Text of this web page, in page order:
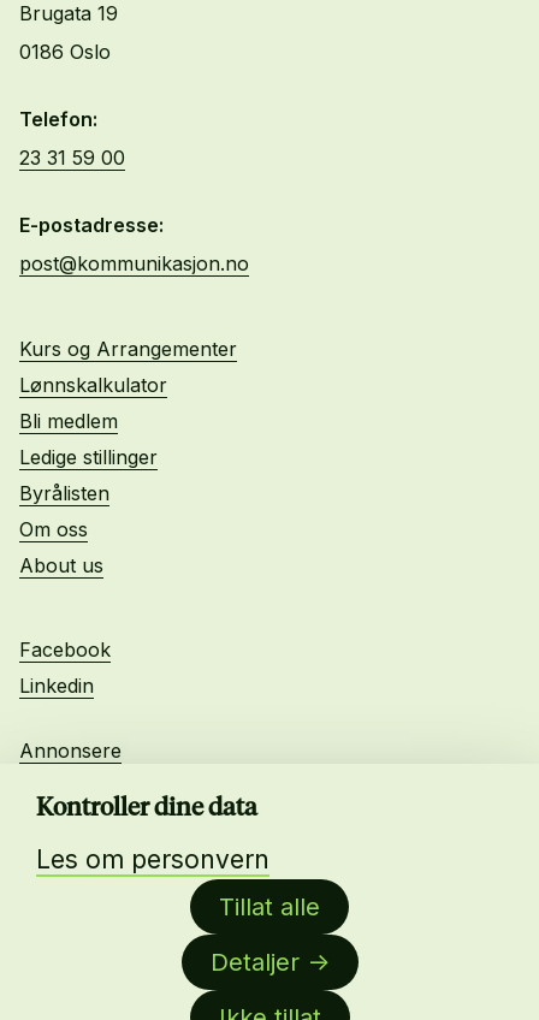
Kontroller dine data
Tillat alle
Detaljer
Les om personvern
Brugata 19
0186 Oslo
Telefon:
23 31 59 00
E-postadresse:
post@kommunikasjon.no
Kurs og Arrangementer
Lønnskalkulator
Bli medlem
Ledige stillinger
Byrålisten
Om oss
About us
Facebook
Linkedin
Annonsere
Daglig leder:
Anne-Lise Mørch von der Fehr
Malin Sundby Revaa